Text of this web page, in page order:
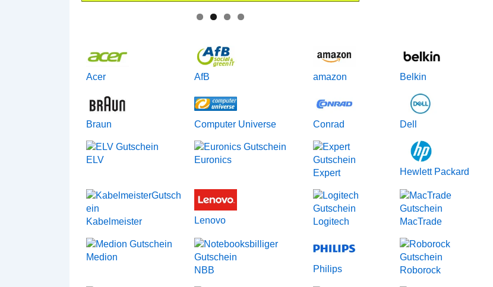
Acer AfB amazon Belkin
Braun Computer Universe Conrad Dell
ELV
Euronics
Expert
Hewlett Packard
Kabelmeister Lenovo Logitech MacTrade
Medion
NBB
Philips Roborock